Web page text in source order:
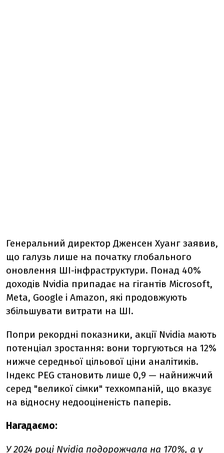
Генеральний директор Дженсен Хуанг заявив,
що галузь лише на початку глобального
оновлення ШІ-інфраструктури. Понад 40%
доходів Nvidia припадає на гігантів Microsoft,
Meta, Google і Amazon, які продовжують
збільшувати витрати на ШІ.
Попри рекордні показники, акції Nvidia мають
потенціал зростання: вони торгуються на 12%
нижче середньої цільової ціни аналітиків.
Індекс PEG становить лише 0,9 — найнижчий
серед "великої сімки" техкомпаній, що вказує
на відносну недооціненість паперів.
Нагадаємо:
У 2024 році Nvidia подорожчала на 170%, а у